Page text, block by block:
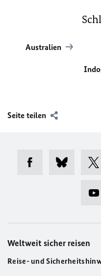
Australien
Seite teilen
Weltweit sicher reisen
Reise- und